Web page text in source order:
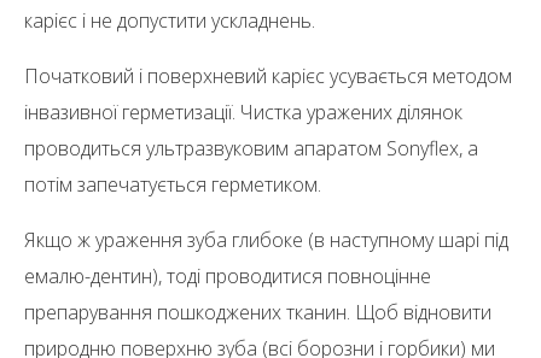
карієс і не допустити ускладнень.
Початковий і поверхневий карієс усувається методом
інвазивної герметизації. Чистка уражених ділянок
проводиться ультразвуковим апаратом Sonyflex, а
потім запечатується герметиком.
Якщо ж ураження зуба глибоке (в наступному шарі під
емалю-дентин), тоді проводитися повноцінне
препарування пошкоджених тканин. Щоб відновити
природню поверхню зуба (всі борозни і горбики) ми